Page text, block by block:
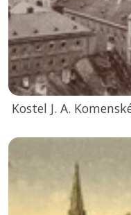
Kostel J. A.